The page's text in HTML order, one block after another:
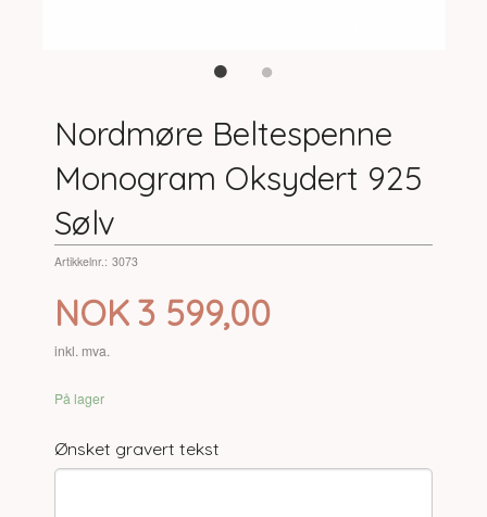
Nordmøre Beltespenne
Monogram Oksydert 925
Sølv
Artikkelnr.: 3073
Pris
NOK 3 599,00
inkl. mva.
På lager
Ønsket gravert tekst